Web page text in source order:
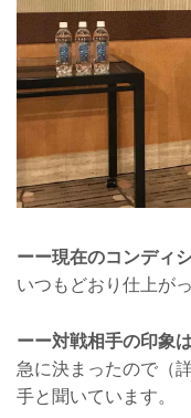
ーー現在のコンディ
いつもどおり仕上が
ーー対戦相手の印象
急に決まったので（
手と聞いています。